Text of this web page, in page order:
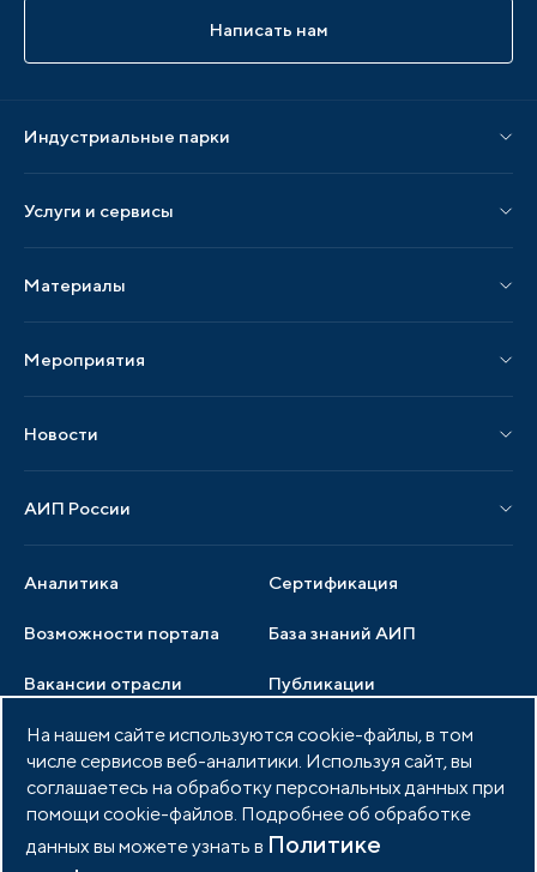
Написать нам
Индустриальные парки
Парки по регионам
Услуги и сервисы
Услуги по локализации
Аналитика Сертификация
Возможности портала
Материалы
Публикации СМИ и статьи
Образцы документов
База знаний АИП
Вакансии отрасли
Мероприятия
Мероприятия отрасли
Новости
Новости отрасли
Публикации
Медиатека Тендеры
АИП России
Члены ассоциации
Услуги ассоциации
Документы АИП
Партнеры ассоциации
Фото и видео
Членство в АИП Войти в личный кабинет
На нашем сайте используются cookie-файлы, в том
числе сервисов веб-аналитики. Используя сайт, вы
соглашаетесь на обработку персональных данных при
помощи cookie-файлов. Подробнее об обработке
данных вы можете узнать в Политике